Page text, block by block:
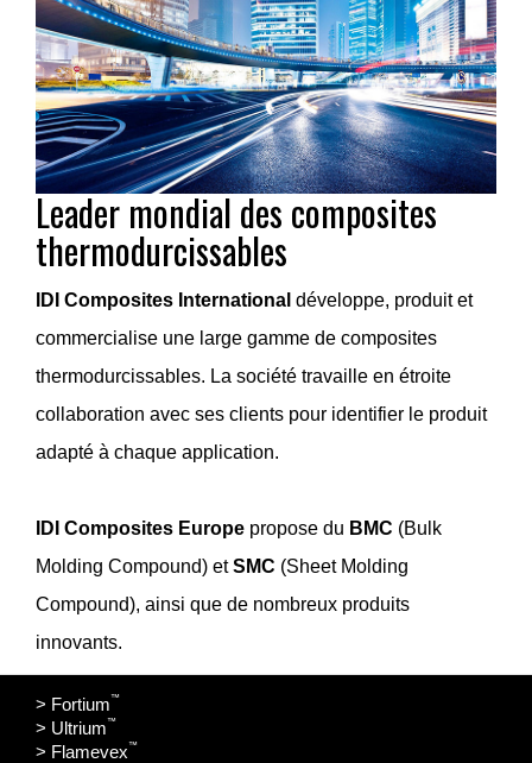
Leader mondial des composites
thermodurcissables
IDI Composites International développe, produit et
commercialise une large gamme de composites
thermodurcissables. La société travaille en étroite
collaboration avec ses clients pour identifier le produit
adapté à chaque application.
IDI Composites Europe propose du BMC (Bulk
Molding Compound) etSMC (Sheet Molding
Compound), ainsi que de nombreux produits
innovants.
> Fortium™
> Ultrium™
> Flamevex™